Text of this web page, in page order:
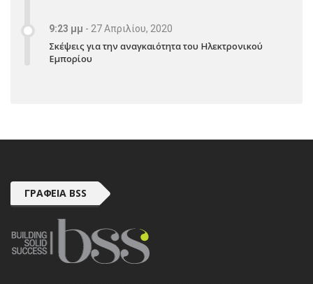
9:23 μμ - 27 Απριλίου, 2020
Σκέψεις για την αναγκαιότητα του Ηλεκτρονικού
Εμπορίου
ΓΡΑΦΕΊΑ BSS